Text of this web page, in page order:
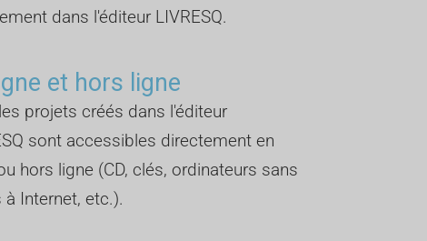
dans l'éditeur LIVRESQ.
et hors ligne
projets créés dans l'éditeur
sont accessibles directement en
hors ligne (CD, clés, ordinateurs sans
à Internet, etc.).